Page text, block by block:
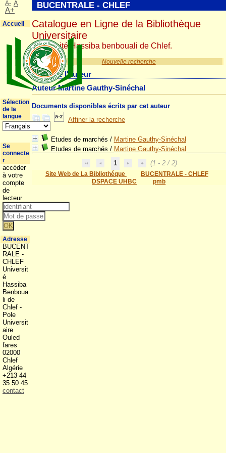
Nouvelle recherche
Détail de l'auteur
Auteur Martine Gauthy-Sinéchal
Documents disponibles écrits par cet auteur
Affiner la recherche
Etudes de marchés / Martine Gauthy-Sinéchal
Etudes de marchés / Martine Gauthy-Sinéchal
1
(1 - 2 / 2)
Site Web de La Bibliothéque
BUCENTRALE - CHLEF
DSPACE UHBC
pmb
BUCENTRALE - CHLEF
Catalogue en Ligne de la Bibliothèque
Universitaire
Université Hassiba benbouali de Chlef.
A- A
A+
Accueil
Sélection
de la
langue
Se
connecte
r
accéder
à votre
compte
de
lecteur
Adresse
BUCENT
RALE -
CHLEF
Universit
é
Hassiba
Benboua
li de
Chlef -
Pole
Universit
aire
Ouled
fares
02000
Chlef
Algérie
+213 44
35 50 45
contact